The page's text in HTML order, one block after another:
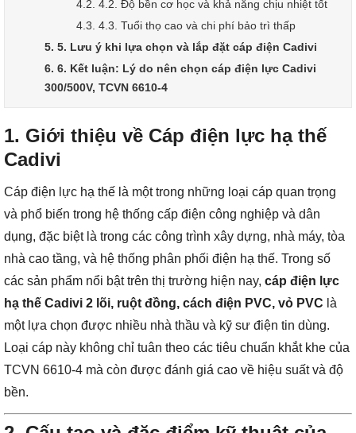
4.2. 4.2. Độ bền cơ học và khả năng chịu nhiệt tốt
4.3. 4.3. Tuổi thọ cao và chi phí bảo trì thấp
5. 5. Lưu ý khi lựa chọn và lắp đặt cáp điện Cadivi
6. 6. Kết luận: Lý do nên chọn cáp điện lực Cadivi
300/500V, TCVN 6610-4
1. Giới thiệu về Cáp điện lực hạ thế
Cadivi
Cáp điện lực hạ thế là một trong những loại cáp quan trọng
và phổ biến trong hệ thống cấp điện công nghiệp và dân
dụng, đặc biệt là trong các công trình xây dựng, nhà máy, tòa
nhà cao tầng, và hệ thống phân phối điện hạ thế. Trong số
các sản phẩm nổi bật trên thị trường hiện nay, cáp điện lực
hạ thế Cadivi 2 lõi, ruột đồng, cách điện PVC, vỏ PVC là
một lựa chọn được nhiều nhà thầu và kỹ sư điện tin dùng.
Loại cáp này không chỉ tuân theo các tiêu chuẩn khắt khe của
TCVN 6610-4 mà còn được đánh giá cao về hiệu suất và độ
bền.